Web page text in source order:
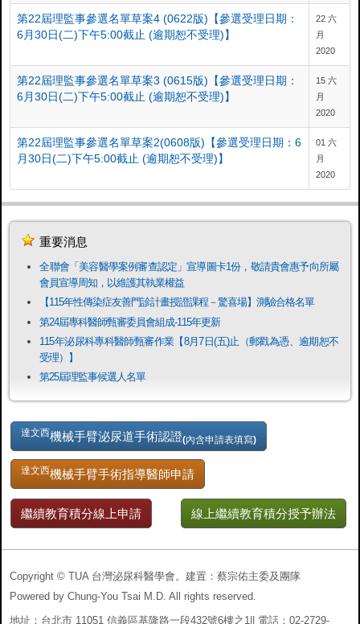
第22屆理監事參選名單草案4 (0622版)【參選受理日期：
6月30日(二)下午5:00截止 (逾期恕不受理)】
22 六
月
2020
第22屆理監事參選名單草案3 (0615版)【參選受理日期：
6月30日(二)下午5:00截止 (逾期恕不受理)】
15 六
月
2020
第22屆理監事參選名單草案2(0608版)【參選受理日期：6
月30日(二)下午5:00截止 (逾期恕不受理)】
01 六
月
2020
重要消息
全聯會「​美容醫學案例審查認定」宣導圖卡1份，敬請貴會惠予向所屬
會員宣導周知，以維護其執業權益
【115年性傳染症友善門診計畫授證課程－驚喜場】測驗合格名單
第24屆專科醫師甄審委員會組成-115年更新
115年泌尿科專科醫師甄審作業【8月7日(五)止（郵戳為憑、逾期恕不
受理）】
第25屆理監事候選人名單
達文西機械手臂泌尿道手術認證(內含申請表填寫)
達文西機械手臂手術指導醫師申請
繼續教育積分線上申請 線上繼續教育積分授予辦法
Copyright © TUA 台灣泌尿科醫學會。建置：蔡宗佑主委及團隊
Powered by Chung-You Tsai M.D. All rights reserved.
地址：台北市 11051 信義區基隆路一段432號6樓之1|| 電話：02-2729-